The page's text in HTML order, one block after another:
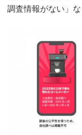
調査情報がない」な